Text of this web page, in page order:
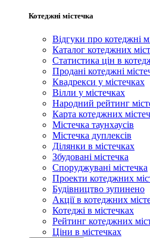
Котеджні містечка
Відгуки про котеджні
Каталог котеджних
Статистика цін в
Продані котеджні
Квадрекси у містечках
Вілли у містечках
Народний рейтинг
Карта котеджних
Містечка таунхаусів
Містечка дуплексів
Ділянки в містечках
Збудовані містечка
Споруджувані містечка
Проекти котеджних
Будівництво зупинено
Акції в котеджних
Котеджі в містечках
Рейтинг котеджних
Ціни в містечках